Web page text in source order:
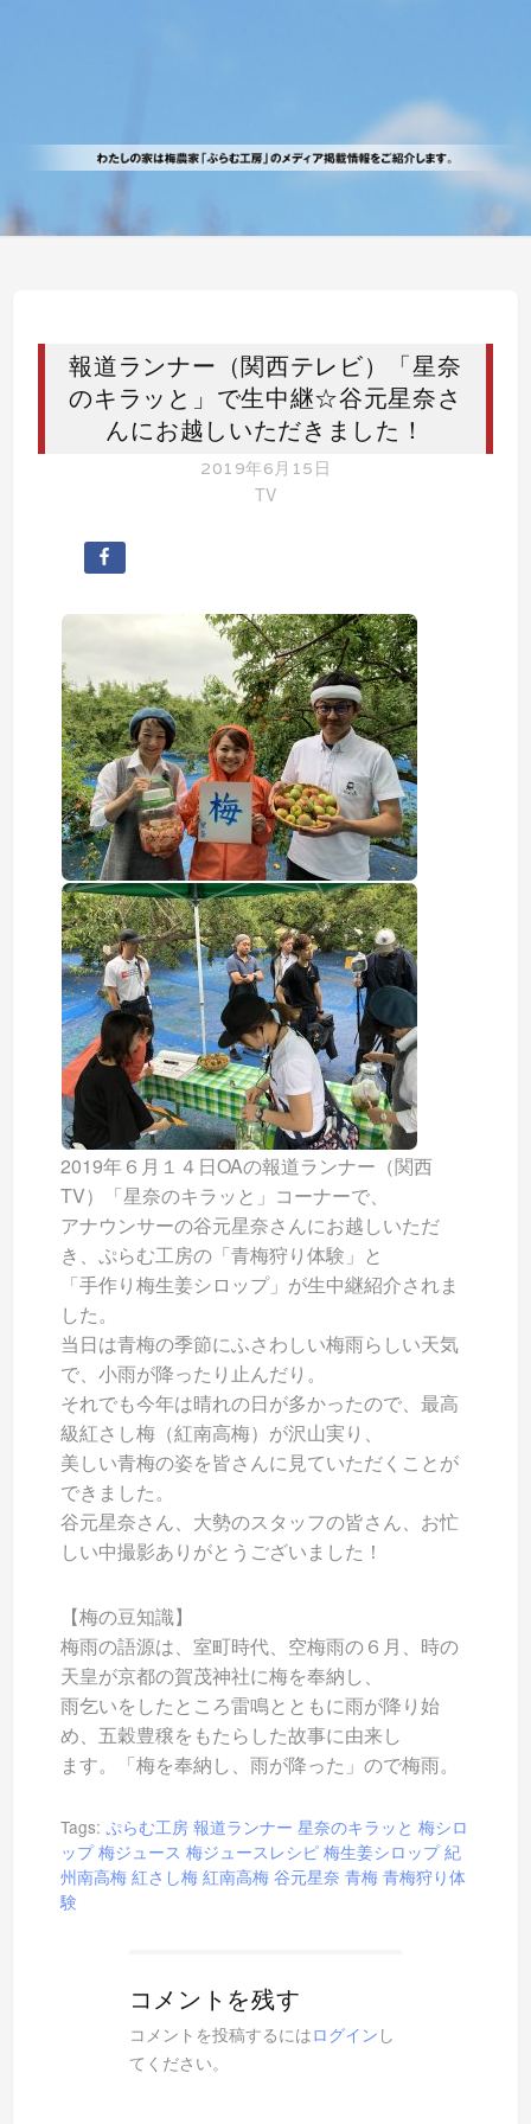
報道ランナー（関西テレビ）「星奈
のキラッと」で生中継☆谷元星奈さ
んにお越しいただきました！
2019年6月15日
TV
2019年６月１４日OAの報道ランナー（関西
TV）「星奈のキラッと」コーナーで、
アナウンサーの谷元星奈さんにお越しいただ
き、ぷらむ工房の「青梅狩り体験」と
「手作り梅生姜シロップ」が生中継紹介されま
した。
当日は青梅の季節にふさわしい梅雨らしい天気
で、小雨が降ったり止んだり。
それでも今年は晴れの日が多かったので、最高
級紅さし梅（紅南高梅）が沢山実り、
美しい青梅の姿を皆さんに見ていただくことが
できました。
谷元星奈さん、大勢のスタッフの皆さん、お忙
しい中撮影ありがとうございました！
【梅の豆知識】
梅雨の語源は、室町時代、空梅雨の６月、時の
天皇が京都の賀茂神社に梅を奉納し、
雨乞いをしたところ雷鳴とともに雨が降り始
め、五穀豊穣をもたらした故事に由来し
ます。「梅を奉納し、雨が降った」ので梅雨。
Tags: ぷらむ工房 報道ランナー 星奈のキラッと 梅シロ
ップ 梅ジュース 梅ジュースレシピ 梅生姜シロップ 紀
州南高梅 紅さし梅 紅南高梅 谷元星奈 青梅 青梅狩り体
験
コメントを残す
コメントを投稿するにはログイン し
てください。